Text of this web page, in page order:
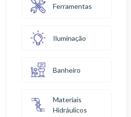
Ferramentas
Iluminação
Banheiro
Materiais
Hidráulicos